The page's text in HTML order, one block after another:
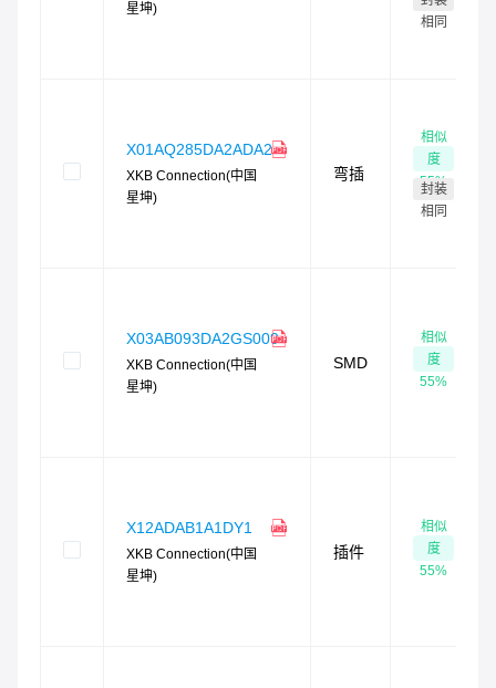
星坤)
相同
X01AQ285DA2ADA2
XKB Connection(中国
星坤)
弯插
相似
度
55%
封装
相同
X03AB093DA2GS009
XKB Connection(中国
星坤)
SMD
相似
度
55%
X12ADAB1A1DY1
XKB Connection(中国
星坤)
插件
相似
度
55%